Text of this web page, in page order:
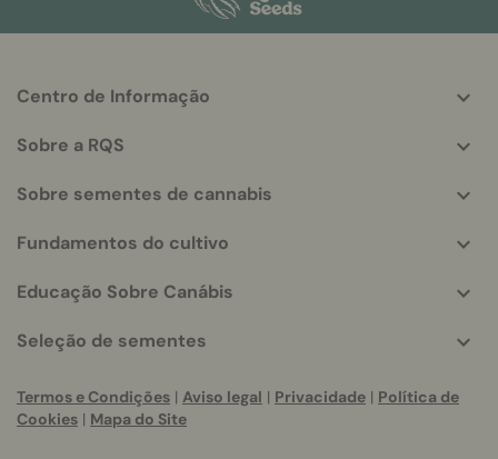
info
Centro de Informação
Sobre a RQS
Sobre sementes de cannabis
Fundamentos do cultivo
Educação Sobre Canábis
Seleção de sementes
Termos e Condições | Aviso legal | Privacidade | Política de
Cookies | Mapa do Site